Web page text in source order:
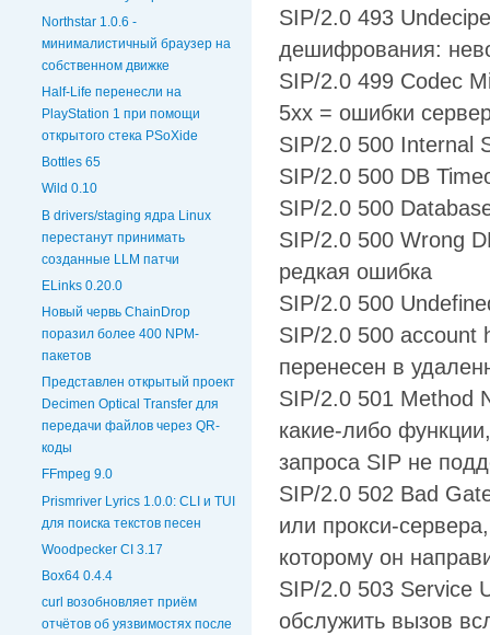
Northstar 1.0.6 -
минималистичный браузер на
собственном движке
Half-Life перенесли на
PlayStation 1 при помощи
открытого стека PSoXide
Bottles 65
Wild 0.10
В drivers/staging ядра Linux
перестанут принимать
созданные LLM патчи
ELinks 0.20.0
Новый червь ChainDrop
поразил более 400 NPM-
пакетов
Представлен открытый проект
Decimen Optical Transfer для
передачи файлов через QR-
коды
FFmpeg 9.0
Prismriver Lyrics 1.0.0: CLI и TUI
для поиска текстов песен
Woodpecker CI 3.17
Box64 0.4.4
curl возобновляет приём
отчётов об уязвимостях после
SIP/2.0 493
дешифрования:
SIP/2.0 499 Codec
5xx = ошибки
SIP/2.0 500 Internal
SIP/2.0 500 DB
SIP/2.0 500
SIP/2.0 500 Wrong
редкая ошибка
SIP/2.0 500
SIP/2.0 500 account
перенесен в
SIP/2.0 501 Method
какие-либо
запроса SIP не
SIP/2.0 502 Bad
или прокси-
которому он
SIP/2.0 503 Service
обслужить вызов